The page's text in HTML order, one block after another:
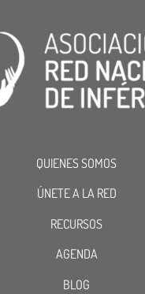
QUIENES SOMOS
ÚNETE A LA RED
RECURSOS
AGENDA
BLOG